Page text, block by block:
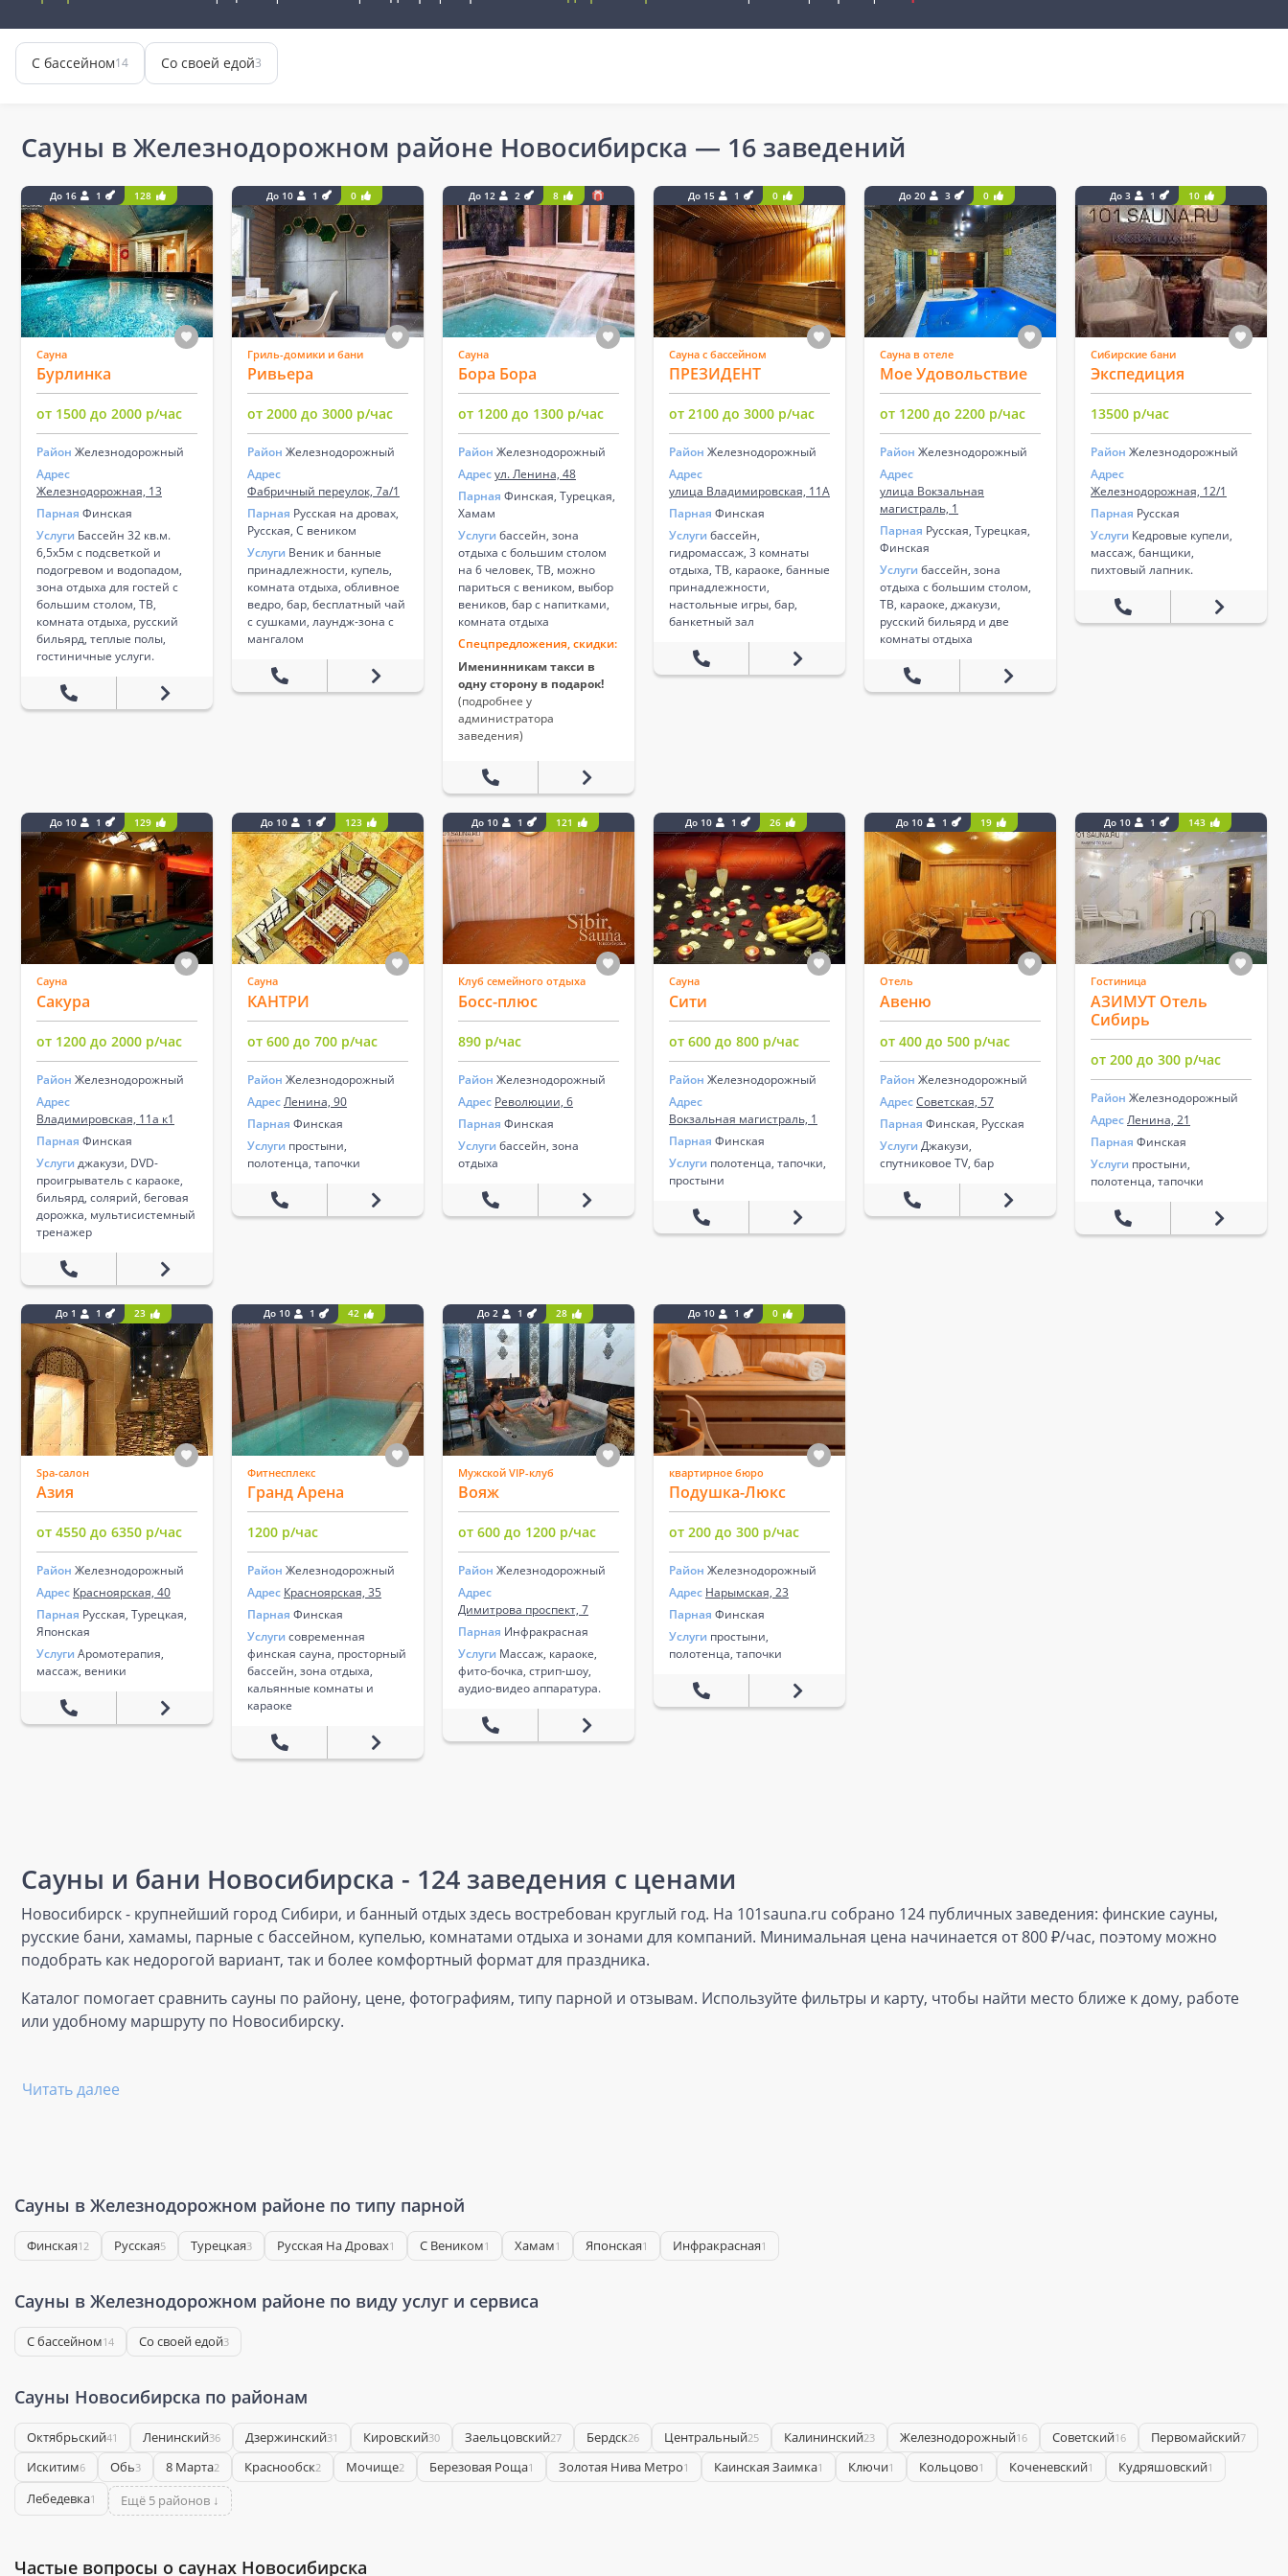
С бассейном14 Со своей едой3
Сауны в Железнодорожном районе Новосибирска — 16 заведений
До 16 1 128
Сауна
Бурлинка
от 1500 до 2000 р/час
Район Железнодорожный
Адрес
Железнодорожная, 13
Парная Финская
Услуги Бассейн 32 кв.м.
6,5х5м с подсветкой и
подогревом и водопадом,
зона отдыха для гостей с
большим столом, ТВ,
комната отдыха, русский
бильярд, теплые полы,
гостиничные услуги.
До 10 1 0
Гриль-домики и бани
Ривьера
от 2000 до 3000 р/час
Район Железнодорожный
Адрес
Фабричный переулок, 7а/1
Парная Русская на дровах,
Русская, С веником
Услуги Веник и банные
принадлежности, купель,
комната отдыха, обливное
ведро, бар, бесплатный чай
с сушками, лаундж-зона с
мангалом
До 12 2 8
Сауна
Бора Бора
от 1200 до 1300 р/час
Район Железнодорожный
Адресул. Ленина, 48
Парная Финская, Турецкая,
Хамам
Услуги бассейн, зона
отдыха с большим столом
на 6 человек, ТВ, можно
париться с веником, выбор
веников, бар с напитками,
комната отдыха
Спецпредложения, скидки:
Именинникам такси в
одну сторону в подарок!
(подробнее у
администратора
заведения)
До 15 1 0
Сауна с бассейном
ПРЕЗИДЕНТ
от 2100 до 3000 р/час
Район Железнодорожный
Адрес
улица Владимировская, 11А
Парная Финская
Услуги бассейн,
гидромассаж, 3 комнаты
отдыха, ТВ, караоке, банные
принадлежности,
настольные игры, бар,
банкетный зал
До 20 3 0
Сауна в отеле
Мое Удовольствие
от 1200 до 2200 р/час
Район Железнодорожный
Адрес
улица Вокзальная
магистраль, 1
Парная Русская, Турецкая,
Финская
Услуги бассейн, зона
отдыха с большим столом,
ТВ, караоке, джакузи,
русский бильярд и две
комнаты отдыха
До 3 1 10
Сибирские бани
Экспедиция
13500 р/час
Район Железнодорожный
Адрес
Железнодорожная, 12/1
Парная Русская
Услуги Кедровые купели,
массаж, банщики,
пихтовый лапник.
До 10 1 129
Сауна
Сакура
от 1200 до 2000 р/час
Район Железнодорожный
Адрес
Владимировская, 11а к1
Парная Финская
Услуги джакузи, DVD-
проигрыватель с караоке,
бильярд, солярий, беговая
дорожка, мультисистемный
тренажер
До 10 1 123
Сауна
КАНТРИ
от 600 до 700 р/час
Район Железнодорожный
АдресЛенина, 90
Парная Финская
Услуги простыни,
полотенца, тапочки
До 10 1 121
Клуб семейного отдыха
Босс-плюс
890 р/час
Район Железнодорожный
Адрес Революции, 6
Парная Финская
Услуги бассейн, зона
отдыха
До 10 1 26
Сауна
Сити
от 600 до 800 р/час
Район Железнодорожный
Адрес
Вокзальная магистраль, 1
Парная Финская
Услуги полотенца, тапочки,
простыни
До 10 1 19
Отель
Авеню
от 400 до 500 р/час
Район Железнодорожный
АдресСоветская, 57
Парная Финская, Русская
Услуги Джакузи,
спутниковое TV, бар
До 10 1 143
Гостиница
АЗИМУТ Отель
Сибирь
от 200 до 300 р/час
Район Железнодорожный
АдресЛенина, 21
Парная Финская
Услуги простыни,
полотенца, тапочки
До 1 1 23
Spa-салон
Азия
от 4550 до 6350 р/час
Район Железнодорожный
Адрес Красноярская, 40
Парная Русская, Турецкая,
Японская
Услуги Аромотерапия,
массаж, веники
До 10 1 42
Фитнесплекс
Гранд Арена
1200 р/час
Район Железнодорожный
Адрес Красноярская, 35
Парная Финская
Услуги современная
финская сауна, просторный
бассейн, зона отдыха,
кальянные комнаты и
караоке
До 2 1 28
Муж­ской VIP-клуб
Вояж
от 600 до 1200 р/час
Район Железнодорожный
Адрес
Димитрова проспект, 7
Парная Инфракрасная
Услуги Массаж, караоке,
фито-бочка, стрип-шоу,
аудио-видео аппаратура.
До 10 1 0
квартирное бюро
Подушка-Люкс
от 200 до 300 р/час
Район Железнодорожный
Адрес Нарымская, 23
Парная Финская
Услуги простыни,
полотенца, тапочки
Сауны и бани Новосибирска - 124 заведения с ценами
Новосибирск - крупнейший город Сибири, и банный отдых здесь востребован круглый год. На 101sauna.ru собрано 124 публичных заведения: финские сауны,
русские бани, хамамы, парные с бассейном, купелью, комнатами отдыха и зонами для компаний. Минимальная цена начинается от 800 ₽/час, поэтому можно
подобрать как недорогой вариант, так и более комфортный формат для праздника.
Каталог помогает сравнить сауны по району, цене, фотографиям, типу парной и отзывам. Используйте фильтры и карту, чтобы найти место ближе к дому, работе
или удобному маршруту по Новосибирску.
Читать далее
Сауны в Железнодорожном районе по типу парной
Финская12 Русская5 Турецкая3 Русская На Дровах1 С Веником1 Хамам1 Японская1 Инфракрасная1
Сауны в Железнодорожном районе по виду услуг и сервиса
С бассейном14 Со своей едой3
Сауны Новосибирска по районам
Октябрьский41 Ленинский36 Дзержинский31 Кировский30 Заельцовский27 Бердск26 Центральный25 Калининский23 Железнодорожный16 Советский16 Первомайский7
Искитим6 Обь3 8 Марта2 Краснообск2 Мочище2 Березовая Роща1 Золотая Нива Метро1 Каинская Заимка1 Ключи1 Кольцово1 Коченевский1 Кудряшовский1
Лебедевка1 Ещё 5 районов ↓
Частые вопросы о саунах Новосибирска